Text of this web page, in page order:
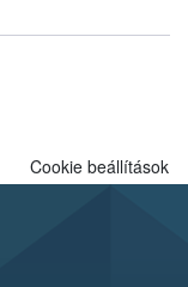
Cookie beállítások